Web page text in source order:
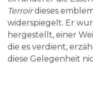
Terroirdieses
widerspiegelt. Er
hergestellt, einer
die es verdient,
diese Gelegenheit